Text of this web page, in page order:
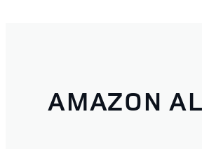
AMAZON